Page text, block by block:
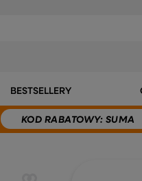
BESTSELLERY
KOD RABATOWY: SUMA